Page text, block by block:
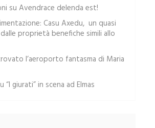
su Avendrace delenda est!
Casu Axedu, un quasi
proprietà benefiche simili allo
l’aeroporto fantasma di Maria
“I giurati” in scena ad Elmas